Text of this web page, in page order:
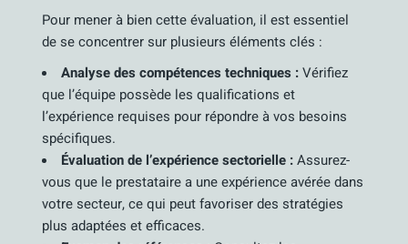
Pour mener à bien cette évaluation, il est essentiel
de se concentrer sur plusieurs éléments clés :
Analyse des compétences techniques :Vérifiez
que l’équipe possède les qualifications et
l’expérience requises pour répondre à vos besoins
spécifiques.
Évaluation de l’expérience sectorielle :Assurez-
vous que le prestataire a une expérience avérée dans
votre secteur, ce qui peut favoriser des stratégies
plus adaptées et efficaces.